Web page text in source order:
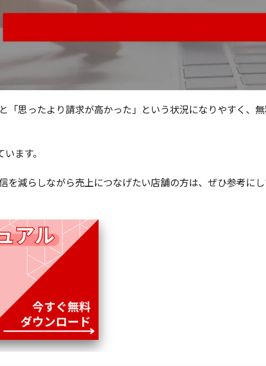
思ったより請求が高かった」という状況になりやすく、
ます。
減らしながら売上につなげたい店舗の方は、ぜひ参考に